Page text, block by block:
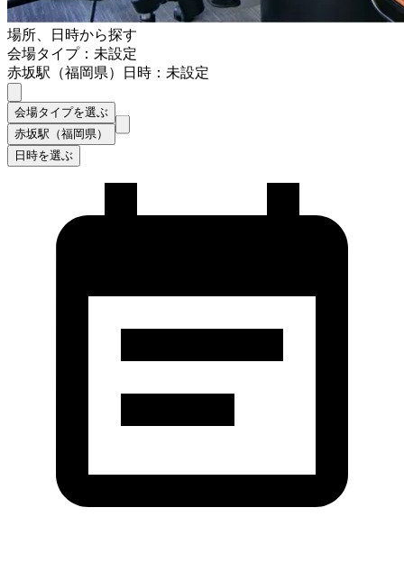
場所、日時から探す
会場タイプ：未設定
赤坂駅（福岡県）
日時：未設定
会場タイプを選ぶ
赤坂駅（福岡県）
日時を選ぶ